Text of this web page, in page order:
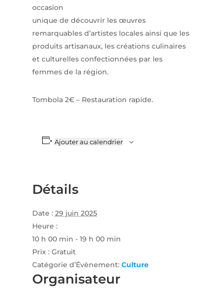
occasion
unique de découvrir les œuvres
remarquables d’artistes locales ainsi que les
produits artisanaux, les créations culinaires
et culturelles confectionnées par les
femmes de la région.
Tombola 2€ – Restauration rapide.
Ajouter au calendrier
Détails
Date : 29 juin 2025
Heure :
10 h 00 min - 19 h 00 min
Prix : Gratuit
Catégorie d’Évènement: Culture
Organisateur